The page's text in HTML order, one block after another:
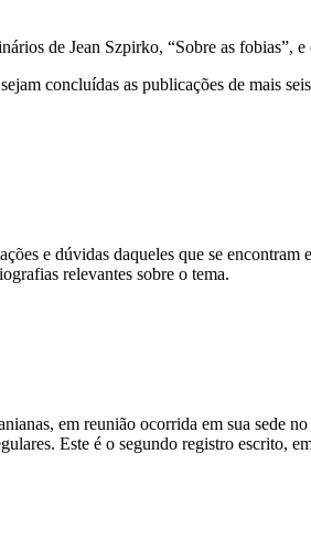
de Jean Szpirko, “Sobre as fobias”,
concluídas as publicações de mais
e dúvidas daqueles que se
relevantes sobre o tema.
em reunião ocorrida em sua sede
Este é o segundo registro escrito,